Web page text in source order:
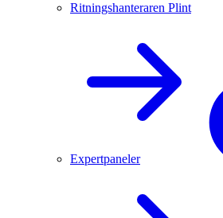
Ritningshanteraren Plint
Expertpaneler